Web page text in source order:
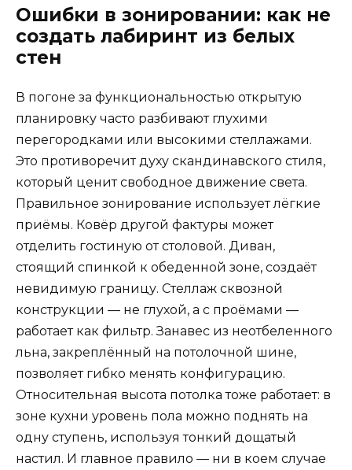
Ошибки в зонировании: как не
создать лабиринт из белых
стен
В погоне за функциональностью открытую
планировку часто разбивают глухими
перегородками или высокими стеллажами.
Это противоречит духу скандинавского стиля,
который ценит свободное движение света.
Правильное зонирование использует лёгкие
приёмы. Ковёр другой фактуры может
отделить гостиную от столовой. Диван,
стоящий спинкой к обеденной зоне, создаёт
невидимую границу. Стеллаж сквозной
конструкции — не глухой, а с проёмами —
работает как фильтр. Занавес из неотбеленного
льна, закреплённый на потолочной шине,
позволяет гибко менять конфигурацию.
Относительная высота потолка тоже работает: в
зоне кухни уровень пола можно поднять на
одну ступень, используя тонкий дощатый
настил. И главное правило — ни в коем случае